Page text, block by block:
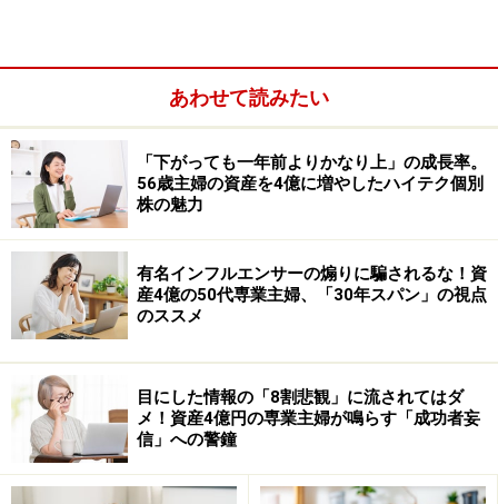
1/2 次のページへ
あわせて読みたい
「下がっても一年前よりかなり上」の成長率。
56歳主婦の資産を4億に増やしたハイテク個別
株の魅力
有名インフルエンサーの煽りに騙されるな！資
産4億の50代専業主婦、「30年スパン」の視点
のススメ
目にした情報の「8割悲観」に流されてはダ
メ！資産4億円の専業主婦が鳴らす「成功者妄
信」への警鐘